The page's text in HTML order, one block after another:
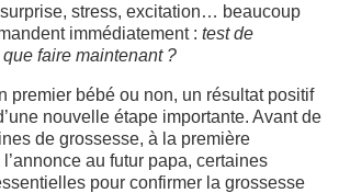
surprise, stress, excitation… beaucoup
immédiatement : test de
faire maintenant ?
premier bébé ou non, un résultat positif
nouvelle étape importante. Avant de
de grossesse, à la première
au futur papa, certaines
pour confirmer la grossesse